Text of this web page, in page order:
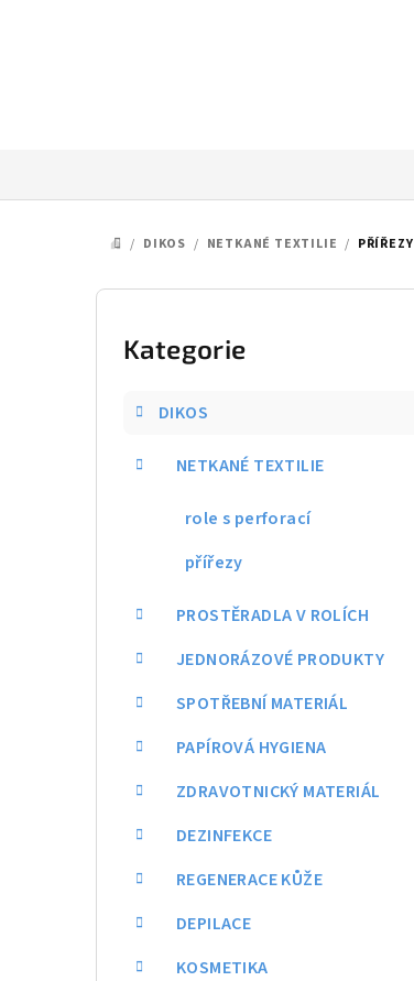
DOMŮ
/ DIKOS / NETKANÉ TEXTILIE / PŘÍŘEZY
P
Přeskočit
kategorie
Kategorie
DIKOS
NETKANÉ TEXTILIE
role s perforací
přířezy
PROSTĚRADLA V ROLÍCH
JEDNORÁZOVÉ PRODUKTY
SPOTŘEBNÍ MATERIÁL
PAPÍROVÁ HYGIENA
ZDRAVOTNICKÝ MATERIÁL
DEZINFEKCE
REGENERACE KŮŽE
DEPILACE
KOSMETIKA